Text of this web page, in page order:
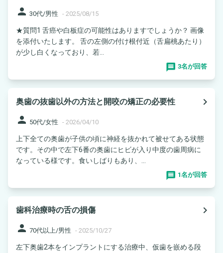
person 30代/男性 - 2025/08/15
★質問1 舌癌や白板症の可能性はありますでしょうか？ 画像
を添付いたします。 舌の左側の付け根付近（舌扁桃あたり）
が少し白くなっており、若...
3名が回答
奥歯の抜歯以外の方法と開咬の矯正の必要性
navigate_next
person 50代/女性 - 2026/04/10
上下全ての奥歯が子供の頃に神経を抜かれて被せてある状態
です。その中で左下6番の奥歯にヒビが入り中度の歯周病に
なっている様です。食いしばりもあり、...
1名が回答
歯科治療時の舌の損傷
navigate_next
person 70代以上/男性 - 2025/10/27
左下奥歯2本をインプラントにする治療中、仮歯を嵌める段